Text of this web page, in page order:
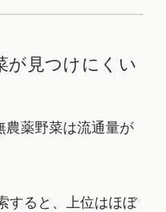
が見つけにくい
薬野菜は流通量が
すると、上位はほぼ